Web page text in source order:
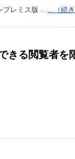
プレミス版 …
...（続き
きる閲覧者を